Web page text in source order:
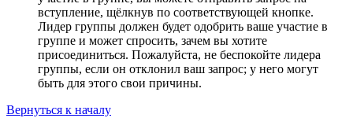
вступление, щёлкнув по соответствующей кнопке.
Лидер группы должен будет одобрить ваше участие в
группе и может спросить, зачем вы хотите
присоединиться. Пожалуйста, не беспокойте лидера
группы, если он отклонил ваш запрос; у него могут
быть для этого свои причины.
Вернуться к началу